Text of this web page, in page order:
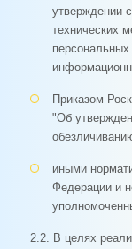
утверждении
технических
Приказом
"Об
иными
Федерации и
2.2. В целях